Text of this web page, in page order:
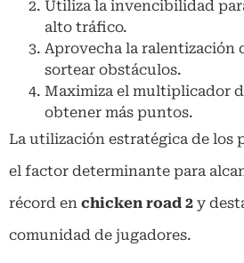
Utiliza la invencibilidad
alto tráfico.
Aprovecha la ralentización
sortear obstáculos.
Maximiza el multiplicador
obtener más puntos.
La utilización estratégica de los
el factor determinante para
récord en chicken road 2 y
comunidad de jugadores.